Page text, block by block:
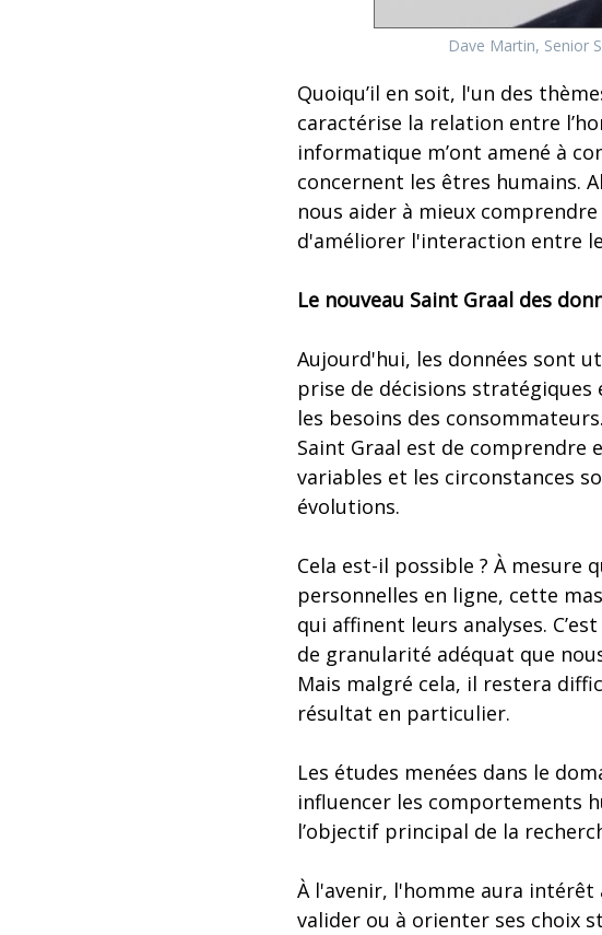
Dave Martin, Senior
Quoiqu’il en soit, l'un des
caractérise la relation entre
informatique m’ont amené à
concernent les êtres humains.
nous aider à mieux
d'améliorer l'interaction entre
Le nouveau Saint Graal des
Aujourd'hui, les données sont
prise de décisions
les besoins des
Saint Graal est de comprendre
variables et les circonstances
évolutions.
Cela est-il possible ? À
personnelles en ligne, cette
qui affinent leurs analyses.
de granularité adéquat que
Mais malgré cela, il restera
résultat en particulier.
Les études menées dans le
influencer les comportements
l’objectif principal de la
À l'avenir, l'homme aura intérêt
valider ou à orienter ses choix